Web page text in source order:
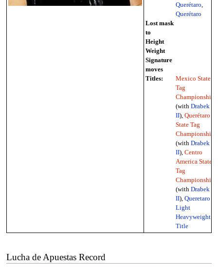
Querétaro,
Querétaro
Lost mask
to
Height
Weight
Signature
moves
Titles:
Mexico State
Tag
Championship
(with Drabek
II), Querétaro
State Tag
Championship
(with Drabek
II), Centro
America State
Tag
Championship
(with Drabek
II), Queretaro
Light
Heavyweight
Title
Lucha de Apuestas Record